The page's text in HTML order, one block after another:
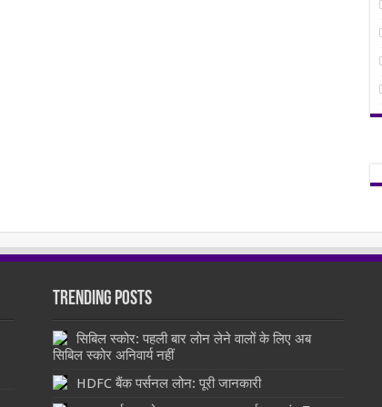
Trending Posts
सिबिल स्कोर: पहली बार लोन लेने वालों के लिए अब
सिबिल स्कोर अनिवार्य नहीं
HDFC बैंक पर्सनल लोन: पूरी जानकारी